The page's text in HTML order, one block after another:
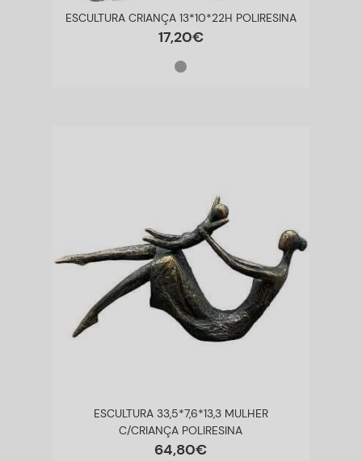
ESCULTURA CRIANÇA 13*10*22H POLIRESINA
17,20€
ESCULTURA 33,5*7,6*13,3 MULHER
C/CRIANÇA POLIRESINA
64,80€